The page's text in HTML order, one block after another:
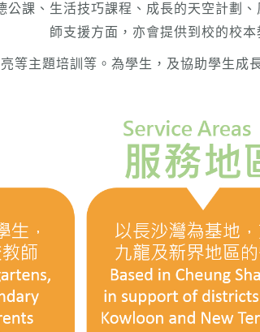
公課、生活技巧課程、成長的天空計劃
師支援方面，亦會提供到校的校
等主題培訓等。為學生，及協助學生成